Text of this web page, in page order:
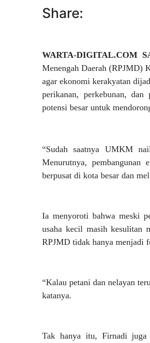
Share:
WARTA-DIGITAL.COM
Menengah Daerah (RPJMD)
agar ekonomi kerakyatan
perikanan, perkebunan,
potensi besar untuk
“Sudah saatnya UMKM
Menurutnya,
berpusat di kota besar dan
Ia menyoroti bahwa meski
usaha kecil masih kesulitan
RPJMD tidak hanya menjadi
“Kalau petani dan nelayan
katanya.
Tak hanya itu, Firnadi juga